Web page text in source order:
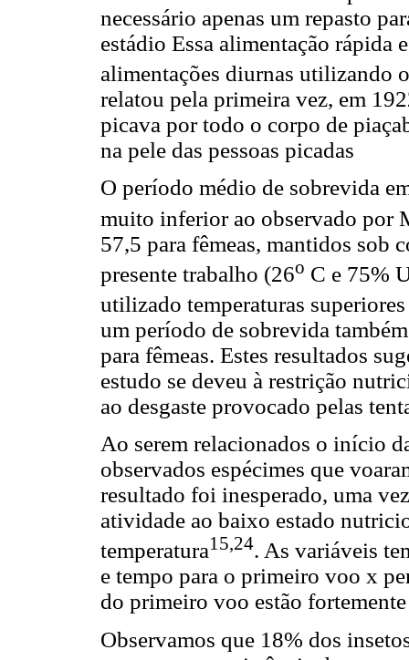
necessário apenas um repasto
estádio Essa alimentação rápida
alimentações diurnas utilizando
relatou pela primeira vez, em
picava por todo o corpo de
na pele das pessoas picadas
O período médio de sobrevida
muito inferior ao observado por
57,5 para fêmeas, mantidos sob
presente trabalho (26o C e 75%
utilizado temperaturas
um período de sobrevida
para fêmeas. Estes resultados
estudo se deveu à restrição
ao desgaste provocado pelas
Ao serem relacionados o início
observados espécimes que
resultado foi inesperado, uma
atividade ao baixo estado
temperatura15,24. As variáveis
e tempo para o primeiro voo x
do primeiro voo estão fortemente
Observamos que 18% dos